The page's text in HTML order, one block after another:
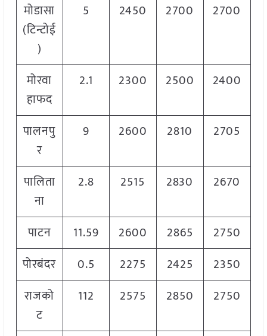
मोडासा
(टिन्टोई
)
5 2450 2700 2700
मोरवा
हाफद
2.1 2300 2500 2400
पालनपु
र
9 2600 2810 2705
पालिता
ना
2.8 2515 2830 2670
पाटन 11.59 2600 2865
2750
पोरबंदर
0.5 2275 2425
2350
राजको
ट
112 2575 2850 2750